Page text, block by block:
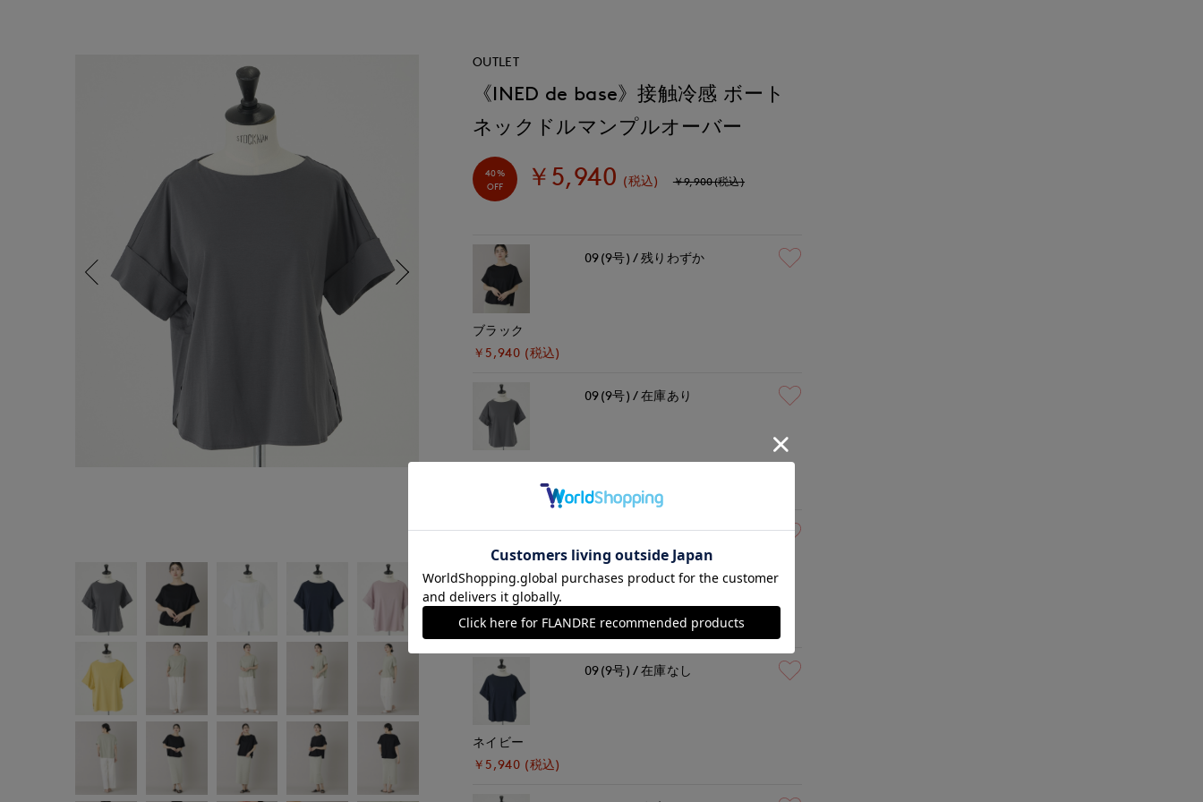
モデル身長:168cm
OUTLET
《INED de base》接触冷感 ボート
ネックドルマンプルオーバー
40%
OFF
￥5,940 (税込) ￥9,900(税込)
ブラック
￥5,940 (税込)
09(9号) 残りわずか
ミディアムグレー
￥5,940 (税込)
09(9号) 在庫あり
ホワイト
￥5,940 (税込)
09(9号) 在庫なし
ネイビー
￥5,940 (税込)
09(9号) 在庫なし